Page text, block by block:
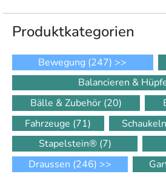
Produkt­kategorien
Bewegung (247) >>
Balancieren &
Bälle & Zubehör (20)
Fahrzeuge (71)
Stapelstein® (7)
Draussen (246) >>